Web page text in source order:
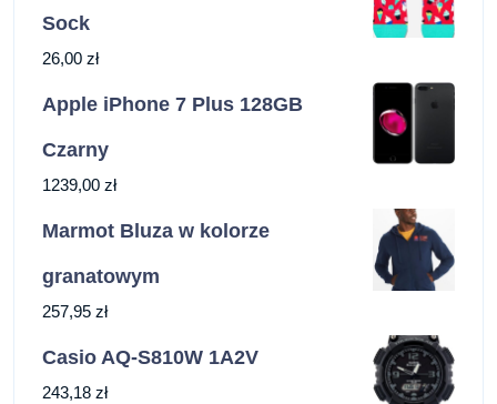
Sock
26,00 zł
Apple iPhone 7 Plus 128GB
Czarny
1239,00 zł
Marmot Bluza w kolorze
granatowym
257,95 zł
Casio AQ-S810W 1A2V
243,18 zł